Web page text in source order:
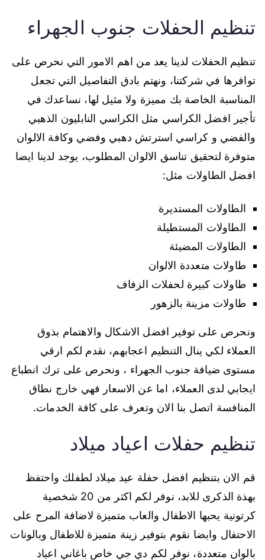
تنظيم الحفلات جنوب الجهراء
تنظيم الحفلات لدينا يعد من اهم الامور التي نحرص على
توافرها في شركتنا، ونهتم بادق التفاصيل التي تجعل
المناسبة الخاصة بك مميزة ولا مثيل لها، نساعدك في
تأجير افضل الكراسي مثل الكراسي النابليون الذهبي
والفضي و كراسي استرتش دهبي وفضي وكافة الالوان
متوفرة لتحقيق تناسق الالوان المطلوب، يوجد لدينا ايضا
افضل الطاولات مثل:
الطاولات المستديرة
الطاولات المستطيلة
الطاولات المضيئة
طاولات متعددة الالوان
طاولات كبيرة لحفلات الزفاف
طاولات مزينة بالزهور
ونحرص على توفير افضل الاشكال والاهتمام بذوق
العملاء لكي ينال التنظيم اعجابهم، نقدم لكم ارقي
مستوى ضيافة جنوب الجهراء ، ونحرص على ترك انطباع
ايجابي لدى العملاء، اما عن الاسعار فهي خارج نطاق
المنافسة اتصل بنا الان وتعرف على كافة الخدمات.
تنظيم حفلات اعياد ميلاد
قم الان بتنظيم افضل حفلة عيد ميلاد لطفلك واحتفظ
بهذة الذكرى للابد، نوفر لكم اكثر من 20 شخصية
كرتونية يحبها الاطفال والعاب متميزة لاضافة المرح على
الاحتفال وايضا نقوم بتوفير زينة متميزة للاطفال وبالونات
بالوان متعددة، نوفر لكم دي جي خاص باغاني اعياد